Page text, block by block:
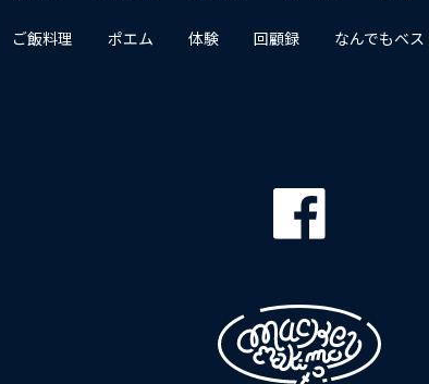
ご飯料理 ポエム 体験 回顧録 なんでもベス